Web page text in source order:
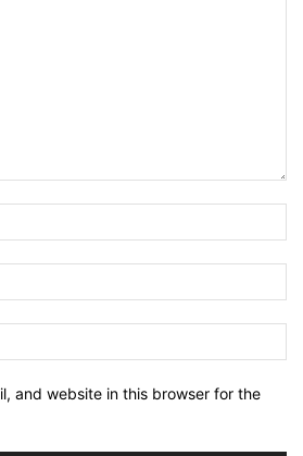
and website in this browser for the